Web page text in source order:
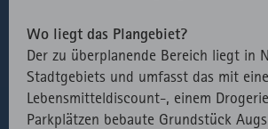
Wo liegt das Plangebiet?
Der zu überplanende Bereich liegt in
Stadtgebiets und umfasst das mit
Lebensmitteldiscount-, einem
Parkplätzen bebaute Grundstück